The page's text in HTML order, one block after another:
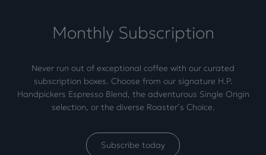
Monthly Subscription
Never run out of exceptional coffee with our curated
subscription boxes. Choose from our signature H.P.
Handpickers Espresso Blend, the adventurous Single Origin
selection, or the diverse Roaster’s Choice.
Subscribe today